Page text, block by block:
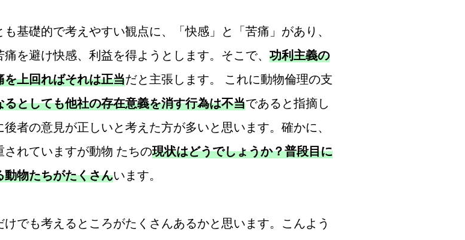
基礎的で考えやすい観点に、「快感」と「苦痛」があり、
を避け快感、利益を得ようとします。そこで、 功利主義の
上回ればそれは正当だと主張します。 これに動物倫理の支
としても他社の存在意義を消す行為は不当であると指摘し
者の意見が正しいと考えた方が多いと思います。確かに、
れていますが動物 たちの現状はどうでしょうか？普段目に
物たちがたくさんいます。
でも考えるところがたくさんあるかと思います。こんよう